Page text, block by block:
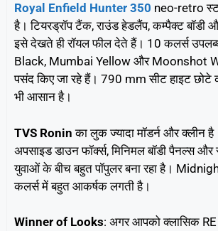
Royal Enfield Hunter 350 neo-retro
है। टियरड्रॉप टैंक, राउंड हेडलैंप, कम्पैक्ट बॉडी
इसे देखते ही रॉयल फील देते हैं। 10 कलर्स
Black, Mumbai Yellow और Moonshot
पसंद किए जा रहे हैं। 790 mm सीट हाइट छोटे
भी आसान है।
TVS Ronin का लुक ज्यादा मॉडर्न और क्लीन
अपसाइड डाउन फॉर्क्स, मिनिमल बॉडी पैनल्स और
युवाओं के बीच बहुत पॉपुलर बना रहा है।
कलर्स में बहुत आकर्षक लगती है।
Winner of Looks: अगर आपको क्लासिक RE